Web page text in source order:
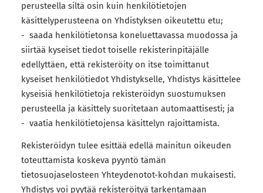
perusteella siltä osin kuin henkilötietojen
käsittelyperusteena on Yhdistyksen oikeutettu etu;
- saada henkilötietonsa koneluettavassa muodossa ja
siirtää kyseiset tiedot toiselle rekisterinpitäjälle
edellyttäen, että rekisteröity on itse toimittanut
kyseiset henkilötiedot Yhdistykselle, Yhdistys käsittelee
kyseisiä henkilötietoja rekisteröidyn suostumuksen
perusteella ja käsittely suoritetaan automaattisesti; ja
- vaatia henkilötietojensa käsittelyn rajoittamista.
Rekisteröidyn tulee esittää edellä mainitun oikeuden
toteuttamista koskeva pyyntö tämän
tietosuojaselosteen Yhteydenotot-kohdan mukaisesti.
Yhdistys voi pyytää rekisteröityä tarkentamaan